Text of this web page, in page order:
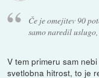
Če je omejitev 90
samo naredil
V tem primeru sam
svetlobna hitrost, to je